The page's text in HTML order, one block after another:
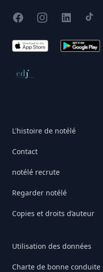
FacebookInstagram
X
App Store Google Play
Conseil de déontologie
L'histoire de notélé
Contact
notélé recrute
Regarder notélé
Copies et droits d’auteur
Utilisation des données
Charte de bonne conduite